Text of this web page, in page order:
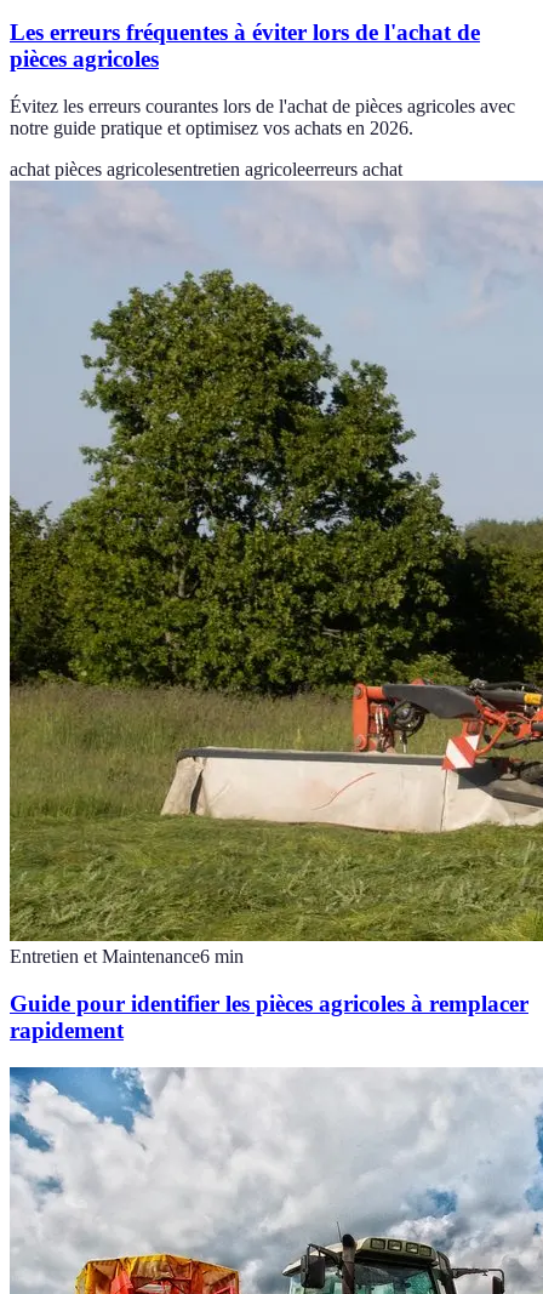
Les erreurs fréquentes à éviter lors de l'achat de
pièces agricoles
Évitez les erreurs courantes lors de l'achat de pièces agricoles avec
notre guide pratique et optimisez vos achats en 2026.
achat pièces agricolesentretien agricoleerreurs achat
Entretien et Maintenance6 min
Guide pour identifier les pièces agricoles à remplacer
rapidement